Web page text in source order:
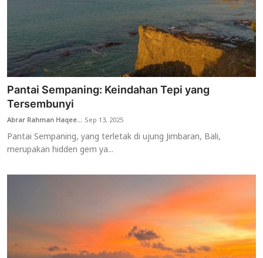
Pantai Sempaning: Keindahan Tepi yang
Tersembunyi
Abrar Rahman Haqee... Sep 13, 2025
Pantai Sempaning, yang terletak di ujung Jimbaran, Bali,
merupakan hidden gem ya...